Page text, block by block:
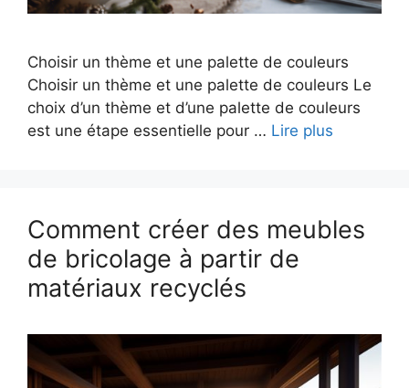
Choisir un thème et une palette de couleurs
Choisir un thème et une palette de couleurs Le
choix d’un thème et d’une palette de couleurs
est une étape essentielle pour … Lire plus
Comment créer des meubles
de bricolage à partir de
matériaux recyclés